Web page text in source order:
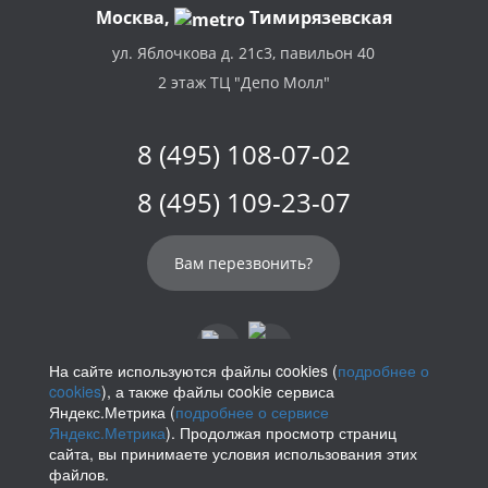
Москва, Тимирязевская
ул. Яблочкова д. 21с3, павильон 40
2 этаж ТЦ "Депо Молл"
8 (495) 108-07-02
8 (495) 109-23-07
Вам перезвонить?
info@parikof.ru
На сайте используются файлы cookies (подробнее о
cookies), а также файлы cookie сервиса
Яндекс.Метрика (подробнее о сервисе
Яндекс.Метрика). Продолжая просмотр страниц
сайта, вы принимаете условия использования этих
файлов.